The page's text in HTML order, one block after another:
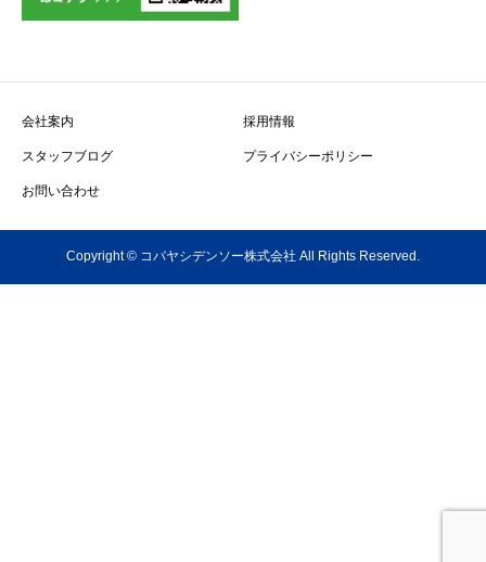
会社案内 採用情報
スタッフブログ プライバシーポリシー
お問い合わせ
Copyright © コバヤシデンソー株式会社 All Rights Reserved.